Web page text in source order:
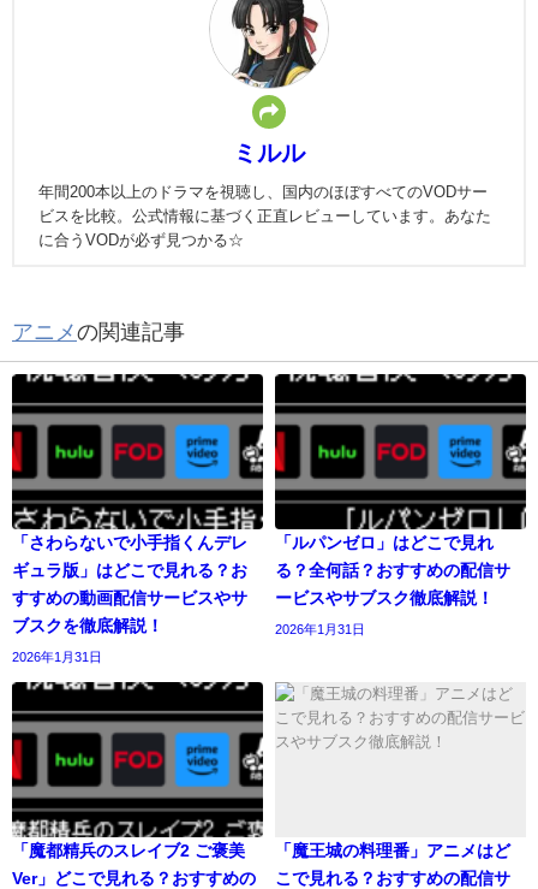
ミルル
年間200本以上のドラマを視聴し、国内のほぼすべてのVODサー
ビスを比較。公式情報に基づく正直レビューしています。あなた
に合うVODが必ず見つかる☆
アニメの関連記事
「さわらないで小手指くんデレ
ギュラ版」はどこで見れる？お
すすめの動画配信サービスやサ
ブスクを徹底解説！
2026年1月31日
「ルパンゼロ」はどこで見れ
る？全何話？おすすめの配信サ
ービスやサブスク徹底解説！
2026年1月31日
「魔都精兵のスレイブ2 ご褒美
Ver」どこで見れる？おすすめの
「魔王城の料理番」アニメはど
こで見れる？おすすめの配信サ